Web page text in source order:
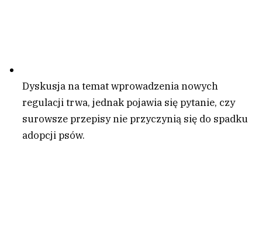
Dyskusja na temat wprowadzenia nowych
regulacji trwa, jednak pojawia się pytanie, czy
surowsze przepisy nie przyczynią się do spadku
adopcji psów.